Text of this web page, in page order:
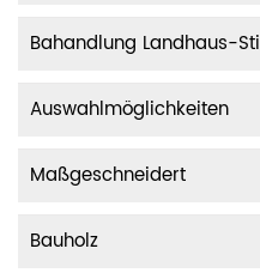
Bahandlung Landhaus-
Auswahlmöglichkeiten
Maßgeschneidert
Bauholz